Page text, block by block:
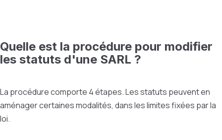
Quelle est la procédure pour modifier
les statuts d'une SARL ?
La procédure comporte 4 étapes. Les statuts peuvent en
aménager certaines modalités, dans les limites fixées par la
loi.